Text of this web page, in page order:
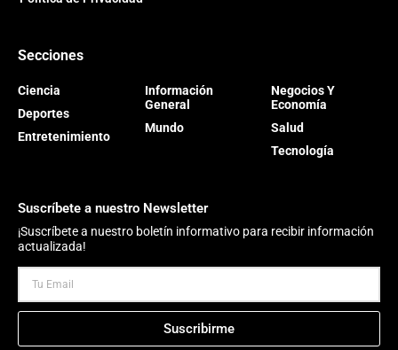
Secciones
Ciencia
Deportes
Entretenimiento
Información
General
Mundo
Negocios Y
Economía
Salud
Tecnología
Suscríbete a nuestro Newsletter
¡Suscríbete a nuestro boletín informativo para recibir información
actualizada!
Suscribirme